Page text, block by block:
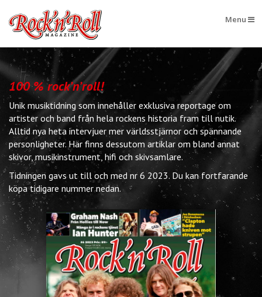
Menu
100 % rock’n’roll!
Unik musiktidning som innehåller exklusiva reportage om
artister och band från hela rockens historia fram till nutik.
Alltid nya heta intervjuer mer världsstjärnor och spännande
personligheter. Här finns dessutom artiklar om bland annat
skivor, musikinstrument, hifi och skivsamlare.
Tidningen gavs ut till och med nr 6 2023. Du kan fortfarande
köpa tidigare nummer nedan.